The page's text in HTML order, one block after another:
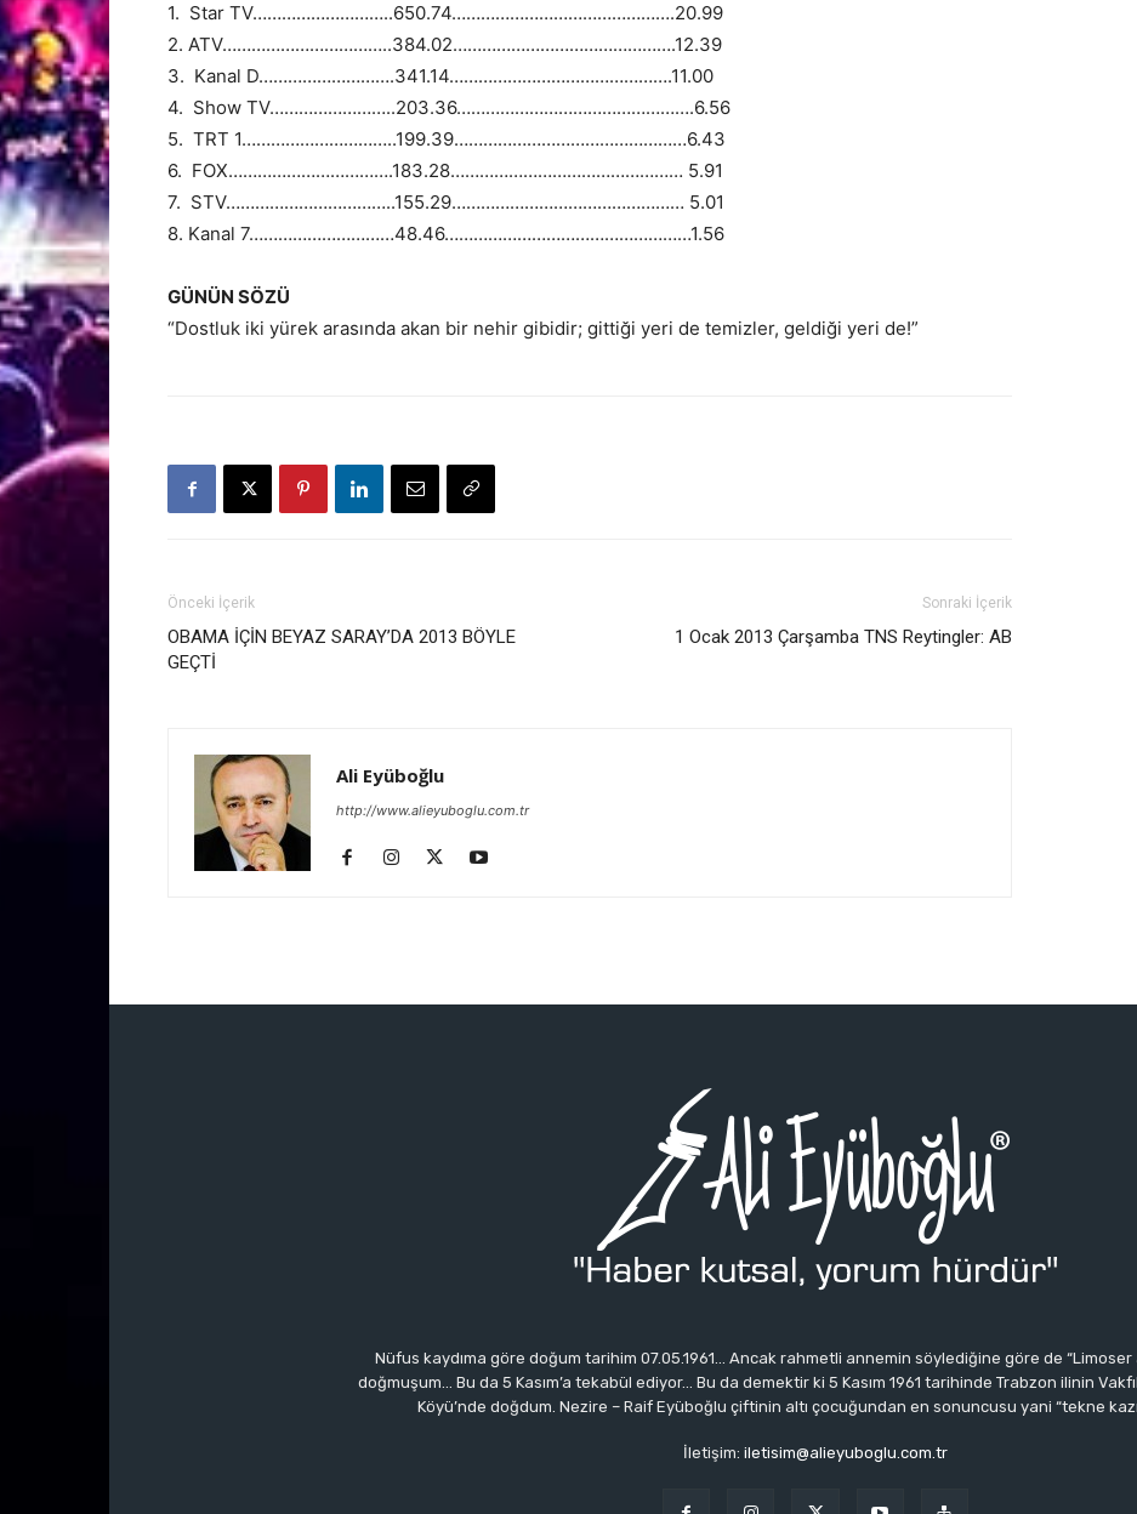
1. Star TV………………………..650.74……………………………………….20.99
2. ATV……………………………..384.02……………………………………….12.39
3. Kanal D……………………….341.14……………………………………….11.00
4. Show TV……………………..203.36………………………………………….6.56
5. TRT 1…………………………..199.39…………………………………………6.43
6. FOX…………………………….183.28………………………………………… 5.91
7. STV……………………………..155.29………………………………………… 5.01
8. Kanal 7…………………………48.46……………………………………………1.56
GÜNÜN SÖZÜ
“Dostluk iki yürek arasında akan bir nehir gibidir; gittiği yeri de temizler, geldiği yeri de!”
Önceki İçerik
OBAMA İÇİN BEYAZ SARAY’DA 2013 BÖYLE
GEÇTİ
Sonraki İçerik
1 Ocak 2013 Çarşamba TNS Reytingler: AB
Ali Eyüboğlu
http://www.alieyuboglu.com.tr
Nüfus kaydıma göre doğum tarihim 07.05.1961… Ancak rahmetli annemin söylediğine göre de “Limoser
doğmuşum… Bu da 5 Kasım’a tekabül ediyor… Bu da demektir ki 5 Kasım 1961 tarihinde Trabzon ilinin
Köyü’nde doğdum. Nezire – Raif Eyüboğlu çiftinin altı çocuğundan en sonuncusu yani “tekne
İletişim: iletisim@alieyuboglu.com.tr